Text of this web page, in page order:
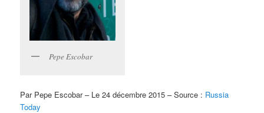
Pepe Escobar
Par Pepe Escobar – Le 24 décembre 2015 – Source : Russia
Today